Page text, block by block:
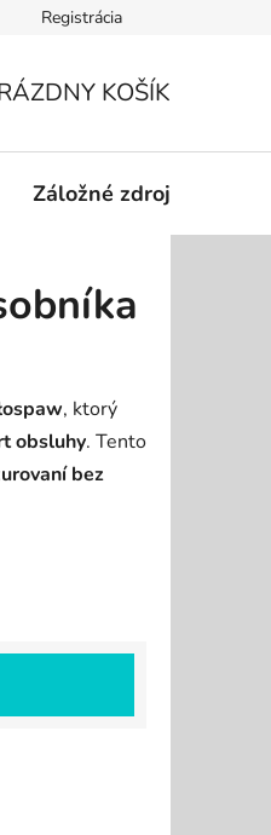
údajov
Registrácia
KOŠÍK
Záložné zdroje
, ktorý
obsluhy. Tento
bez